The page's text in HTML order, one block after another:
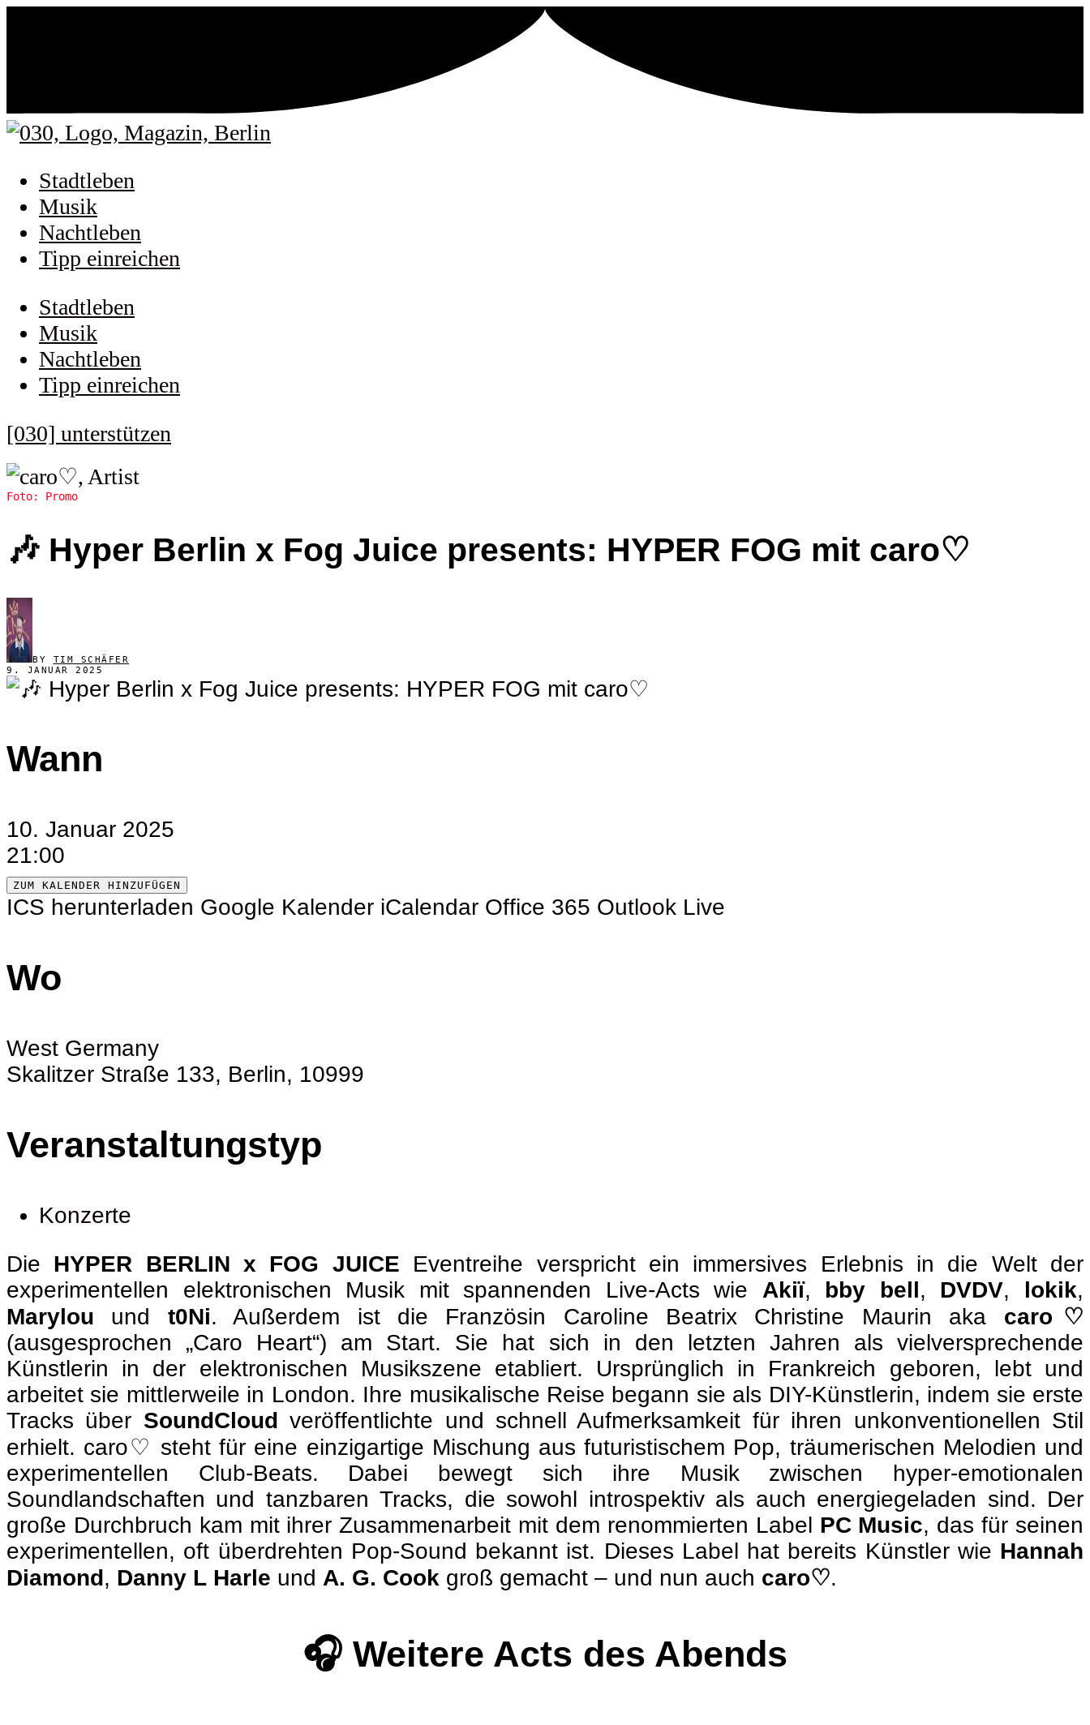
Stadtleben
Musik
Nachtleben
Tipp einreichen
Stadtleben
Musik
Nachtleben
Tipp einreichen
[030] unterstützen
Foto: Promo
🎶 Hyper Berlin x Fog Juice presents: HYPER FOG mit caro♡
BY TIM SCHÄFER
9. JANUAR 2025
Wann
10. Januar 2025
21:00
ZUM KALENDER HINZUFÜGEN
ICS herunterladen Google Kalender iCalendar Office 365 Outlook Live
Wo
West Germany
Skalitzer Straße 133, Berlin, 10999
Veranstaltungstyp
Konzerte
Die HYPER BERLIN x FOG JUICE Eventreihe verspricht ein immersives Erlebnis in die Welt der
experimentellen elektronischen Musik mit spannenden Live-Acts wie Akiï, bby bell, DVDV, lokik,
Marylou und t0Ni. Außerdem ist die Französin Caroline Beatrix Christine Maurin aka caro♡
(ausgesprochen „Caro Heart“) am Start. Sie hat sich in den letzten Jahren als vielversprechende
Künstlerin in der elektronischen Musikszene etabliert. Ursprünglich in Frankreich geboren, lebt und
arbeitet sie mittlerweile in London. Ihre musikalische Reise begann sie als DIY-Künstlerin, indem sie erste
Tracks über SoundCloud veröffentlichte und schnell Aufmerksamkeit für ihren unkonventionellen Stil
erhielt. caro♡ steht für eine einzigartige Mischung aus futuristischem Pop, träumerischen Melodien und
experimentellen Club-Beats. Dabei bewegt sich ihre Musik zwischen hyper-emotionalen
Soundlandschaften und tanzbaren Tracks, die sowohl introspektiv als auch energiegeladen sind. Der
große Durchbruch kam mit ihrer Zusammenarbeit mit dem renommierten Label PC Music, das für seinen
experimentellen, oft überdrehten Pop-Sound bekannt ist. Dieses Label hat bereits Künstler wie Hannah
Diamond, Danny L Harle und A. G. Cook groß gemacht – und nun auch caro♡.
🎧 Weitere Acts des Abends